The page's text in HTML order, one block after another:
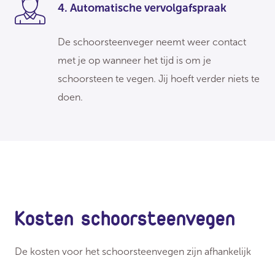
4. Automatische vervolgafspraak
De schoorsteenveger neemt weer contact
met je op wanneer het tijd is om je
schoorsteen te vegen. Jij hoeft verder niets te
doen.
Kosten schoorsteenvegen
De kosten voor het schoorsteenvegen zijn afhankelijk